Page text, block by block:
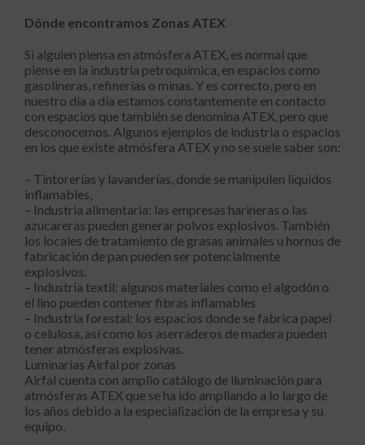
Dónde encontramos Zonas ATEX
Si alguien piensa en atmósfera ATEX, es normal que
piense en la industria petroquímica, en espacios como
gasolineras, refinerías o minas. Y es correcto, pero en
nuestro día a día estamos constantemente en contacto
con espacios que también se denomina ATEX, pero que
desconocemos. Algunos ejemplos de industria o espacios
en los que existe atmósfera ATEX y no se suele saber son:
– Tintorerías y lavanderías, donde se manipulen líquidos
inflamables,
– Industria alimentaria: las empresas harineras o las
azucareras pueden generar polvos explosivos. También
los locales de tratamiento de grasas animales u hornos de
fabricación de pan pueden ser potencialmente
explosivos.
– Industria textil: algunos materiales como el algodón o
el lino pueden contener fibras inflamables
– Industria forestal: los espacios donde se fabrica papel
o celulosa, así como los aserraderos de madera pueden
tener atmósferas explosivas.
Luminarias Airfal por zonas
Airfal cuenta con amplio catálogo de iluminación para
atmósferas ATEX que se ha ido ampliando a lo largo de
los años debido a la especialización de la empresa y su
equipo.